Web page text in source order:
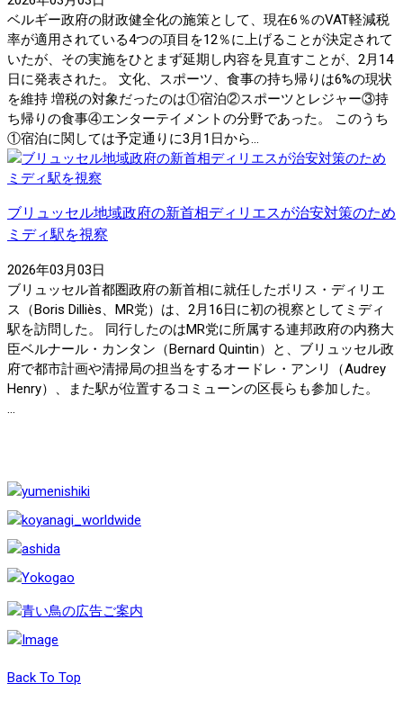
ベルギー政府の財政健全化の施策として、現在6％のVAT軽減税
率が適用されている4つの項目を12％に上げることが決定されて
いたが、その実施をひとまず延期し内容を見直すことが、2月14
日に発表された。 文化、スポーツ、食事の持ち帰りは6%の現状
を維持 増税の対象だったのは①宿泊②スポーツとレジャー③持
ち帰りの食事④エンターテイメントの分野であった。 このうち
①宿泊に関しては予定通りに3月1日から...
ブリュッセル地域政府の新首相ディリエスが治安対策のため
ミディ駅を視察
2026年03月03日
ブリュッセル首都圏政府の新首相に就任したボリス・ディリエ
ス（Boris Dilliès、MR党）は、2月16日に初の視察としてミディ
駅を訪問した。 同行したのはMR党に所属する連邦政府の内務大
臣ベルナール・カンタン（Bernard Quintin）と、ブリュッセル政
府で都市計画や清掃局の担当をするオードレ・アンリ（Audrey
Henry）、また駅が位置するコミューンの区長らも参加した。
...
Back To Top